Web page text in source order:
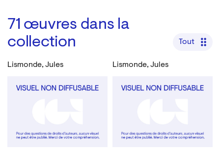
71 œuvres dans la
collection
Tout
Lismonde, Jules Lismonde, Jules